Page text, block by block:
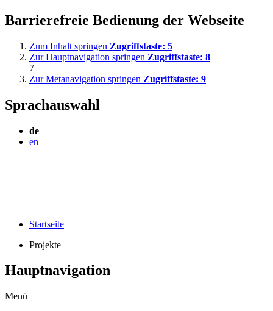
Barrierefreie Bedienung der Webseite
Zum Inhalt springen Zugriffstaste: 5
Zur Hauptnavigation springen Zugriffstaste: 8
7
Zur Metanavigation springen Zugriffstaste: 9
Sprachauswahl
de
en
Startseite
Projekte
Hauptnavigation
Menü